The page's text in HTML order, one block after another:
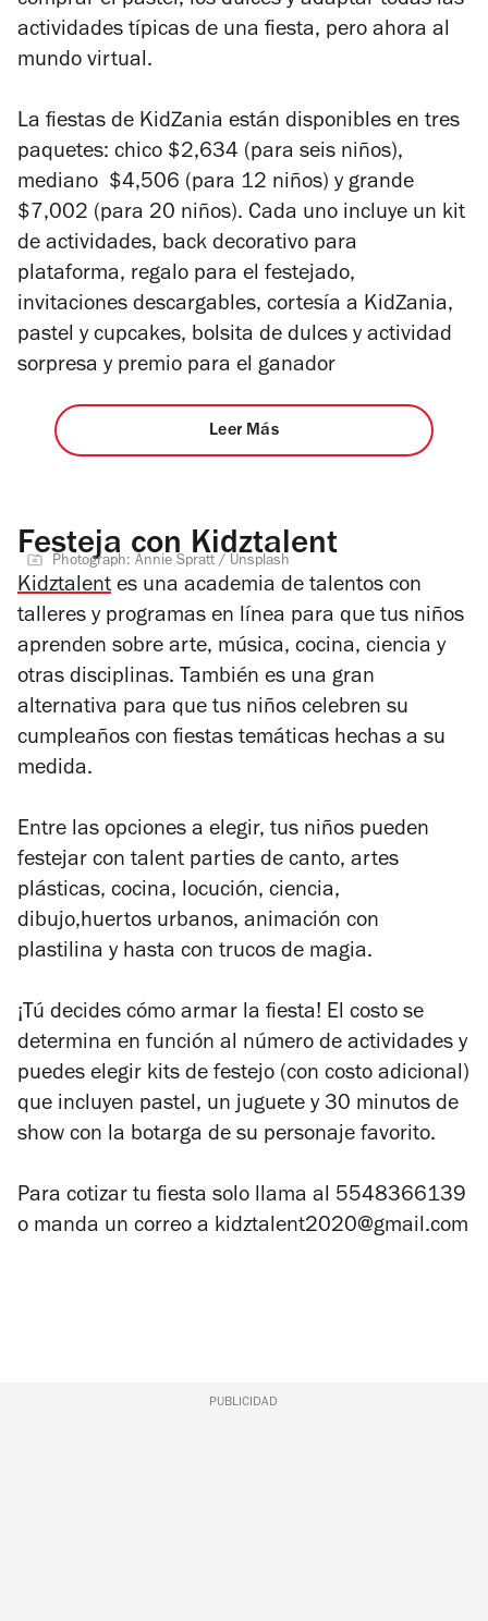
actividades típicas de una fiesta, pero ahora al
mundo virtual.
La fiestas de KidZania están disponibles en tres
paquetes: chico $2,634 (para seis niños),
mediano $4,506 (para 12 niños) y grande
$7,002 (para 20 niños). Cada uno incluye un kit
de actividades, back decorativo para
plataforma, regalo para el festejado,
invitaciones descargables, cortesía a KidZania,
pastel y cupcakes, bolsita de dulces y actividad
sorpresa y premio para el ganador
Leer Más
Festeja con Kidztalent
Photograph: Annie Spratt / Unsplash
Kidztalent es una academia de talentos con
talleres y programas en línea para que tus niños
aprenden sobre arte, música, cocina, ciencia y
otras disciplinas. También es una gran
alternativa para que tus niños celebren su
cumpleaños con fiestas temáticas hechas a su
medida.
Entre las opciones a elegir, tus niños pueden
festejar con talent parties de canto, artes
plásticas, cocina, locución, ciencia,
dibujo,huertos urbanos, animación con
plastilina y hasta con trucos de magia.
¡Tú decides cómo armar la fiesta! El costo se
determina en función al número de actividades y
puedes elegir kits de festejo (con costo adicional)
que incluyen pastel, un juguete y 30 minutos de
show con la botarga de su personaje favorito.
Para cotizar tu fiesta solo llama al 5548366139
o manda un correo a kidztalent2020@gmail.com
PUBLICIDAD